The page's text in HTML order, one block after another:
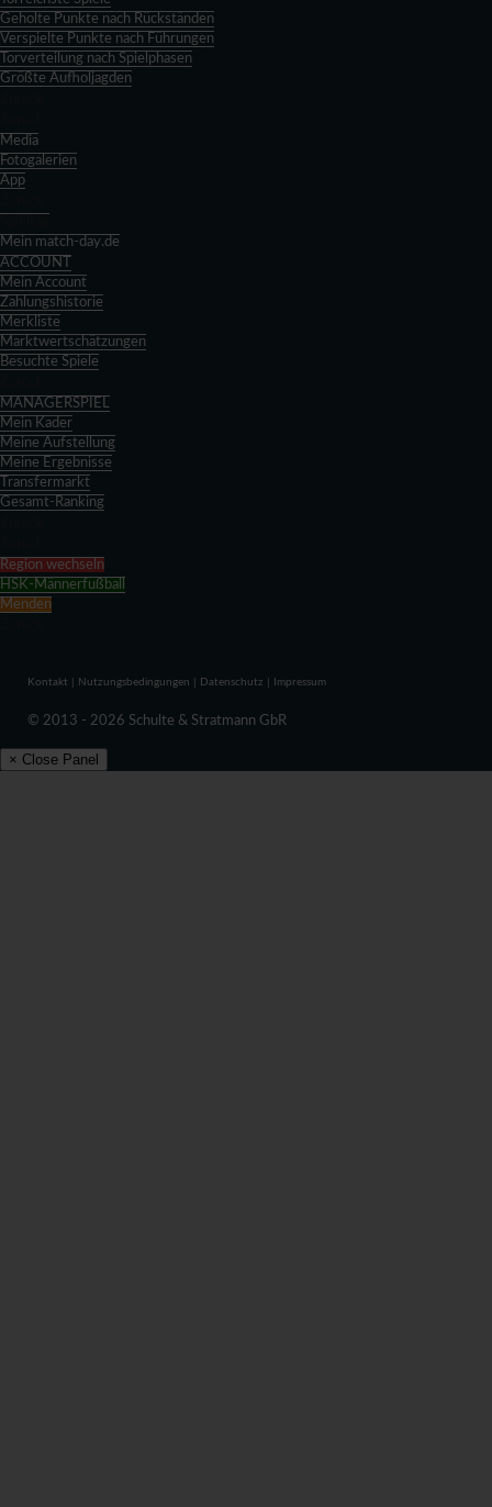
Geholte Punkte nach Rückständen
Verspielte Punkte nach Führungen
Torverteilung nach Spielphasen
Größte Aufholjagden
Media
Fotogalerien
App
Mein match-day.de
ACCOUNT
Mein Account
Zahlungshistorie
Merkliste
Marktwertschätzungen
Besuchte Spiele
MANAGERSPIEL
Mein Kader
Meine Aufstellung
Meine Ergebnisse
Transfermarkt
Gesamt-Ranking
Region wechseln
HSK-Männerfußball
Menden
Kontakt Nutzungsbedingungen Datenschutz Impressum
© 2013 - 2026 Schulte & Stratmann GbR
× Close Panel